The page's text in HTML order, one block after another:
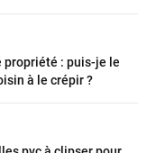
propriété : puis-je le
à le crépir ?